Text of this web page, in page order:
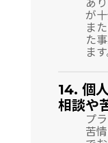
あ
が
ま
た
ます
14. 個
相談や
プ
苦